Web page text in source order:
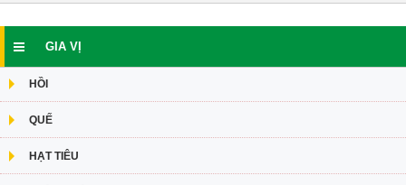
GIA VỊ
HỒI
QUẾ
HẠT TIÊU